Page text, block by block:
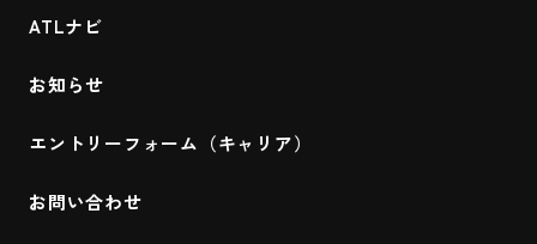
ATLナビ
お知らせ
エントリーフォーム（キャリア）
お問い合わせ